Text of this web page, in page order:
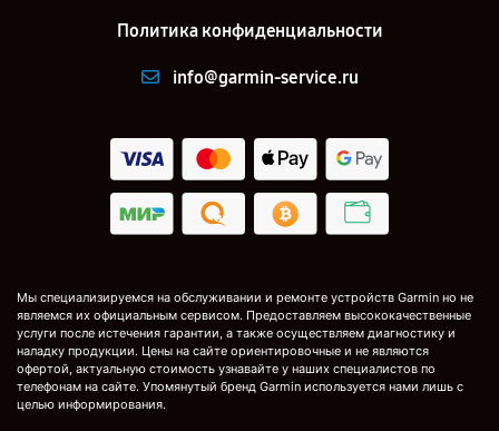
Политика конфиденциальности
info@garmin-service.ru
Мы специализируемся на обслуживании и ремонте устройств Garmin но не
являемся их официальным сервисом. Предоставляем высококачественные
услуги после истечения гарантии, а также осуществляем диагностику и
наладку продукции. Цены на сайте ориентировочные и не являются
офертой, актуальную стоимость узнавайте у наших специалистов по
телефонам на сайте. Упомянутый бренд Garmin используется нами лишь с
целью информирования.